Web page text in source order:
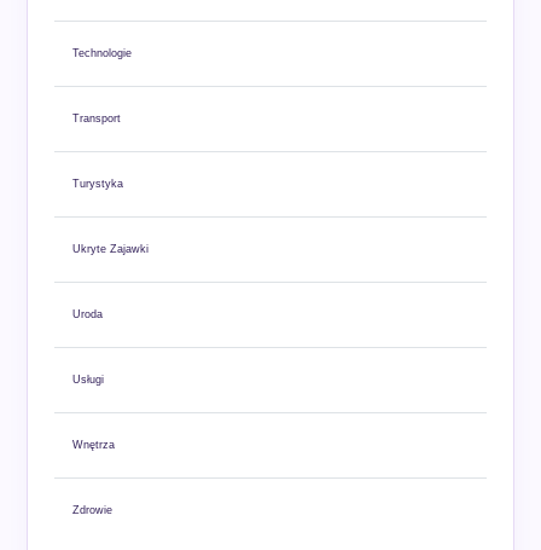
Technologie
Transport
Turystyka
Ukryte Zajawki
Uroda
Usługi
Wnętrza
Zdrowie